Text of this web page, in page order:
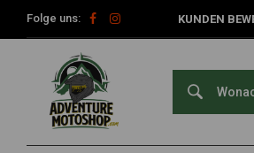
Folge uns: KUNDEN
Motorradnavigation